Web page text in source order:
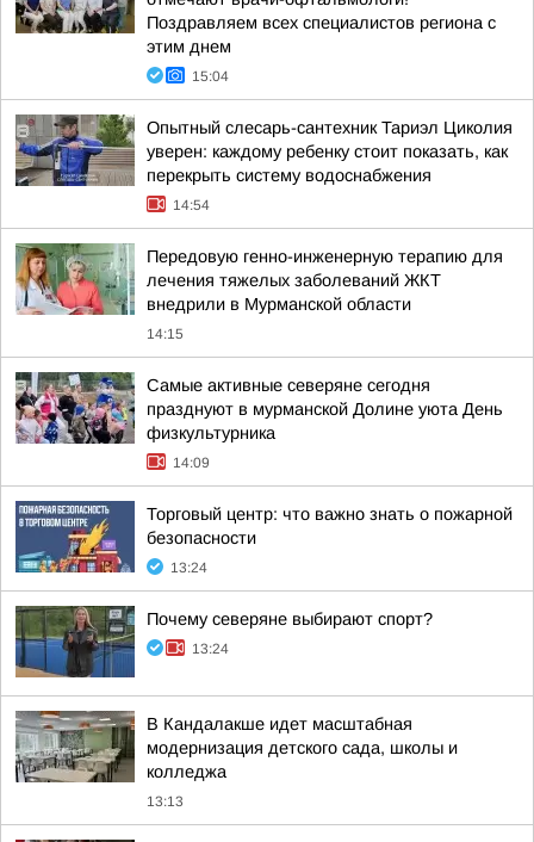
Поздравляем всех специалистов региона с
этим днем
15:04
Опытный слесарь-сантехник Тариэл Циколия
уверен: каждому ребенку стоит показать, как
перекрыть систему водоснабжения
14:54
Передовую генно-инженерную терапию для
лечения тяжелых заболеваний ЖКТ
внедрили в Мурманской области
14:15
Самые активные северяне сегодня
празднуют в мурманской Долине уюта День
физкультурника
14:09
Торговый центр: что важно знать о пожарной
безопасности
13:24
Почему северяне выбирают спорт?
13:24
В Кандалакше идет масштабная
модернизация детского сада, школы и
колледжа
13:13